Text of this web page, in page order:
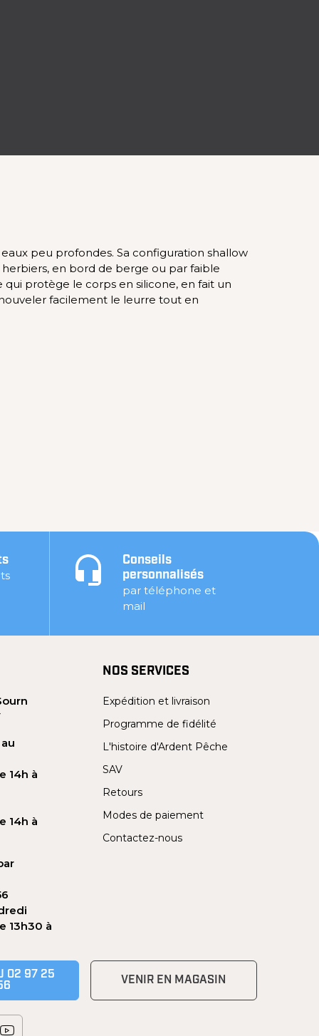
peu profondes. Sa configuration shallow
en bord de berge ou par faible
protège le corps en silicone, en fait un
facilement le leurre tout en
Conseils
personnalisés
par téléphone et
mail
14h à
14h à
13h30 à
NOS SERVICES
Expédition et livraison
Programme de fidélité
L'histoire d'Ardent Pêche
SAV
Retours
Modes de paiement
Contactez-nous
02 97 25
VENIR EN MAGASIN